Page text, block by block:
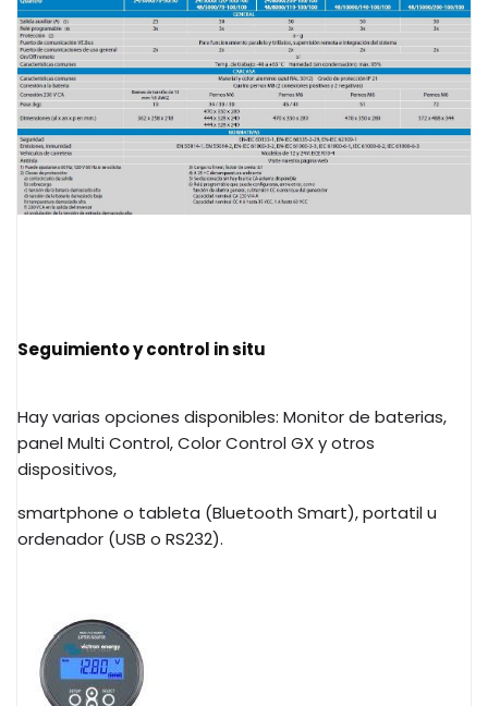
Seguimiento y control in situ
Hay varias opciones disponibles: Monitor de baterias,
panel Multi Control, Color Control GX y otros
dispositivos,
smartphone o tableta (Bluetooth Smart), portatil u
ordenador (USB o RS232).